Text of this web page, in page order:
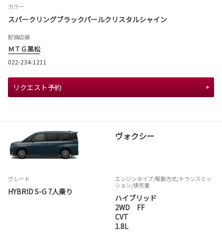
カラー
スパークリングブラックパールクリスタルシャイン
配備店舗
ＭＴＧ黒松
022-234-1211
リクエスト予約
ヴォクシー
グレード
HYBRID S-G 7人乗り
エンジンタイプ/駆動方式/トランスミッ
ション/排気量
ハイブリッド
2WD FF
CVT
1.8L